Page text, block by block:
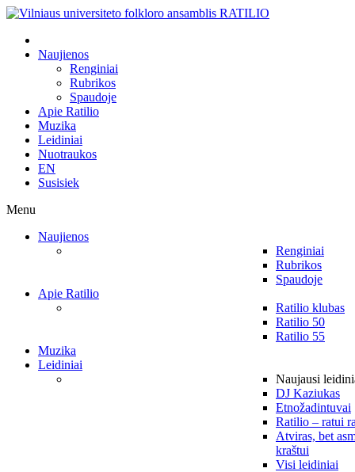
Naujienos
Renginiai
Rubrikos
Spaudoje
Apie Ratilio
Muzika
Leidiniai
Nuotraukos
EN
Susisiek
Menu
Naujienos
Renginiai
Rubrikos
Spaudoje
Apie Ratilio
Ratilio klubas
Ratilio 50
Ratilio 55
Muzika
Leidiniai
Naujausi
DJ Kaziukas
Etnožadintuvai
Ratilio – ratui
Atviras, bet
kraštui
Visi leidiniai